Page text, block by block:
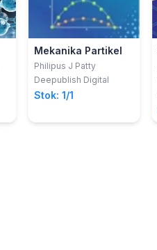
Mekanika Partikel
Philipus J Patty
Deepublish Digital
Stok: 1/1